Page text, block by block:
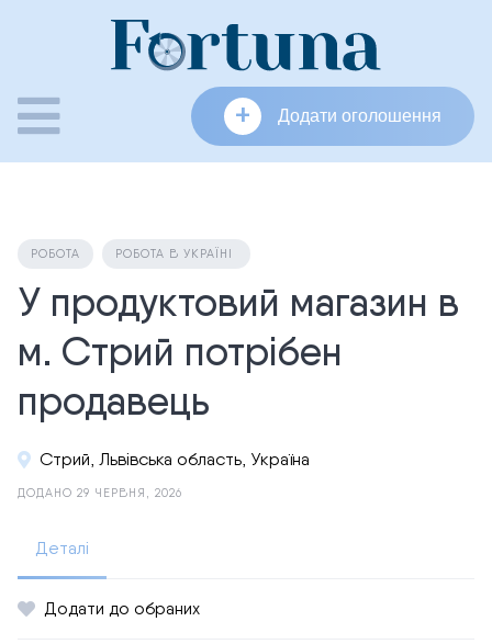
+ Додати оголошення
РОБОТА РОБОТА В УКРАЇНІ
У продуктовий магазин в
м. Стрий потрібен
продавець
Стрий, Львівська область, Україна
ДОДАНО 29 ЧЕРВНЯ, 2026
Деталі
Додати до обраних